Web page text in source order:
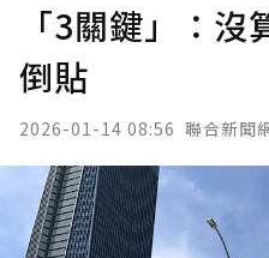
「3關鍵」：
倒貼
2026-01-14 08:56 聯合新聞